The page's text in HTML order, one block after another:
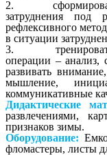
2. сформировать
затруднения под
рефлексивного
в ситуации
3. тренировать
операции – анализ,
развивать
мышление,
коммуникативные
Дидактические
развлечениями,
признаков зимы.
Оборудование:
фломастеры, листы